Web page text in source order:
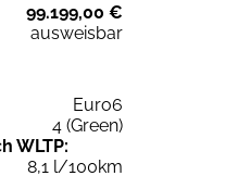
99.199,00 €
ausweisbar
Euro6
4 (Green)
WLTP:
8,1 l/100km